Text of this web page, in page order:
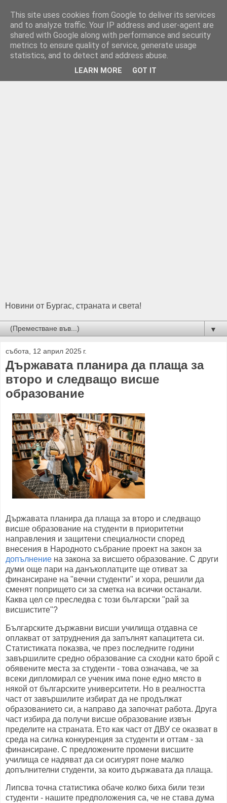
Новини от Бургас, страната и света!
▼
събота, 12 април 2025 г.
Държавата планира да плаща за
второ и следващо висше
образование
Държавата планира да плаща за второ и следващо
висше образование на студенти в приоритетни
направления и защитени специалности според
внесения в Народното събрание проект на закон за
допълнение на закона за висшето образование. С други
думи още пари на данъкоплатците ще отиват за
финансиране на "вечни студенти" и хора, решили да
сменят попрището си за сметка на всички останали.
Каква цел се преследва с този български "рай за
висшистите"?
Българските държавни висши училища отдавна се
оплакват от затруднения да запълнят капацитета си.
Статистиката показва, че през последните години
завършилите средно образование са сходни като брой с
обявените места за студенти - това означава, че за
всеки дипломирал се ученик има поне едно място в
някой от българските университети. Но в реалността
част от завършилите избират да не продължат
образованието си, а направо да започнат работа. Друга
част избира да получи висше образование извън
пределите на страната. Ето как част от ДВУ се оказват в
среда на силна конкуренция за студенти и оттам - за
финансиране. С предложените промени висшите
училища се надяват да си осигурят поне малко
допълнителни студенти, за които държавата да плаща.
Липсва точна статистика обаче колко биха били тези
студенти - нашите предположения са, че не става дума
This site uses cookies from Google to deliver its services
and to analyze traffic. Your IP address and user-agent are
shared with Google along with performance and security
metrics to ensure quality of service, generate usage
statistics, and to detect and address abuse.
LEARN MORE GOT IT